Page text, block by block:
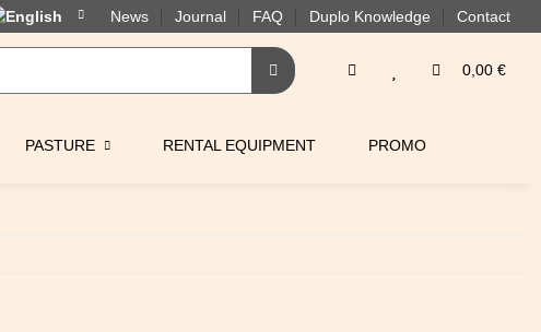
News Journal FAQ Duplo Knowledge Contact
0,00 €
PASTURE RENTAL EQUIPMENT PROMO